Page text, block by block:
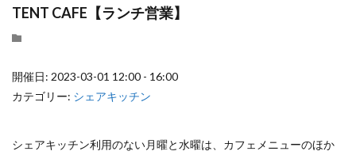
TENT CAFE【ランチ営業】
開催日: 2023-03-01 12:00 - 16:00
カテゴリー: シェアキッチン
シェアキッチン利用のない月曜と水曜は、カフェメニューのほか